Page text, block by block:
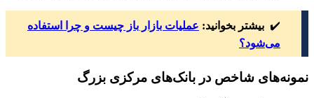
✔️ بیشتر بخوانید: عملیات بازار باز چیست و چرا استفاده
می‌شود؟
نمونه‌های شاخص در بانک‌های مرکزی بزرگ